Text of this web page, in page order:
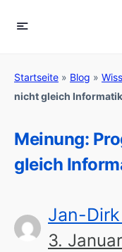
Startseite » Blog »
nicht gleich Informatik
Meinung:
gleich
Jan-
3.